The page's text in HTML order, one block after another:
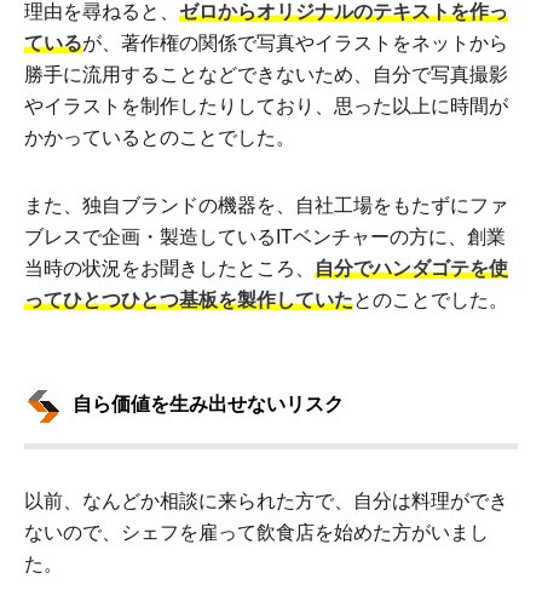
理由を尋ねると、 ゼロからオリジナルのテキストを作っ
ているが、著作権の関係で写真やイラストをネットから
勝手に流用することなどできないため、自分で写真撮影
やイラストを制作したりしており、思った以上に時間が
かかっているとのことでした。
また、独自ブランドの機器を、自社工場をもたずにファ
ブレスで企画・製造しているITベンチャーの方に、創業
当時の状況をお聞きしたところ、 自分でハンダゴテを使
ってひとつひとつ基板を製作していたとのことでした。
自ら価値を生み出せないリスク
以前、なんどか相談に来られた方で、自分は料理ができ
ないので、シェフを雇って飲食店を始めた方がいまし
た。